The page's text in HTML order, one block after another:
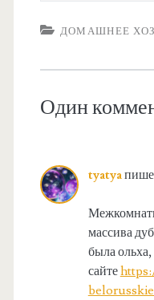
ДОМАШНЕЕ
Один
tyatya
массива
была
сайте